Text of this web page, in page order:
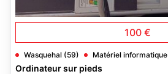
100 €
Wasquehal (59) Matériel informatique
Ordinateur sur pieds